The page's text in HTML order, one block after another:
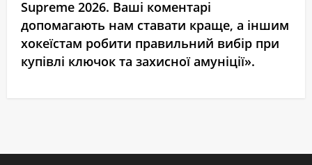
Supreme 2026. Ваші коментарі
допомагають нам ставати краще, а іншим
хокеїстам робити правильний вибір при
купівлі ключок та захисної амуніції».